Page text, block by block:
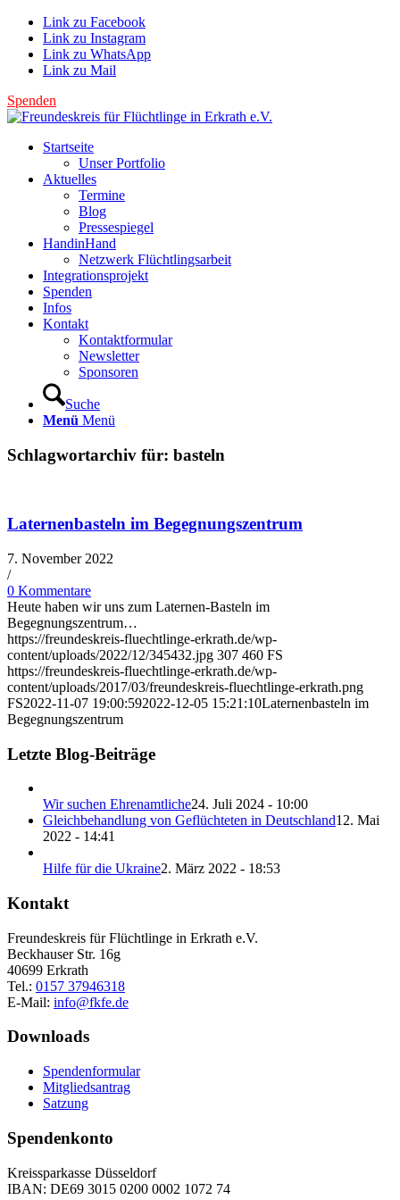
Link zu Facebook
Link zu Instagram
Link zu WhatsApp
Link zu Mail
Spenden
Startseite
Unser Portfolio
Aktuelles
Termine
Blog
Pressespiegel
HandinHand
Netzwerk Flüchtlingsarbeit
Integrationsprojekt
Spenden
Infos
Kontakt
Kontaktformular
Newsletter
Sponsoren
Suche
Menü Menü
Schlagwortarchiv für: basteln
Laternenbasteln im Begegnungszentrum
7. November 2022
/
0 Kommentare
Heute haben wir uns zum Laternen-Basteln im
Begegnungszentrum…
https://freundeskreis-fluechtlinge-erkrath.de/wp-
content/uploads/2022/12/345432.jpg 307 460 FS
https://freundeskreis-fluechtlinge-erkrath.de/wp-
content/uploads/2017/03/freundeskreis-fluechtlinge-erkrath.png
FS2022-11-07 19:00:592022-12-05 15:21:10Laternenbasteln im
Begegnungszentrum
Letzte Blog-Beiträge
Wir suchen Ehrenamtliche24. Juli 2024 - 10:00
Gleichbehandlung von Geflüchteten in Deutschland12. Mai
2022 - 14:41
Hilfe für die Ukraine2. März 2022 - 18:53
Kontakt
Freundeskreis für Flüchtlinge in Erkrath e.V.
Beckhauser Str. 16g
40699 Erkrath
Tel.: 0157 37946318
E-Mail: info@fkfe.de
Downloads
Spendenformular
Mitgliedsantrag
Satzung
Spendenkonto
Kreissparkasse Düsseldorf
IBAN: DE69 3015 0200 0002 1072 74